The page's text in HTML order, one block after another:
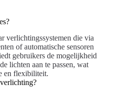
verlichtingssystemen die via
of automatische sensoren
gebruikers de mogelijkheid
lichten aan te passen, wat
en flexibiliteit.